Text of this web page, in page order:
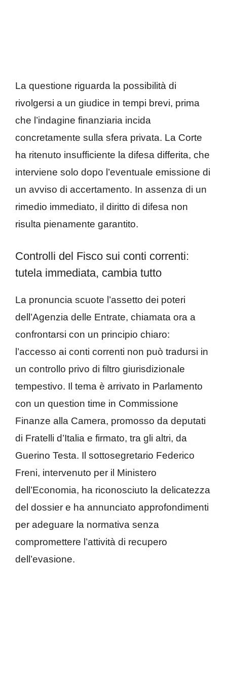
La questione riguarda la possibilità di
rivolgersi a un giudice in tempi brevi, prima
che l’indagine finanziaria incida
concretamente sulla sfera privata. La Corte
ha ritenuto insufficiente la difesa differita, che
interviene solo dopo l’eventuale emissione di
un avviso di accertamento. In assenza di un
rimedio immediato, il diritto di difesa non
risulta pienamente garantito.
Controlli del Fisco sui conti correnti:
tutela immediata, cambia tutto
La pronuncia scuote l’assetto dei poteri
dell’Agenzia delle Entrate, chiamata ora a
confrontarsi con un principio chiaro:
l’accesso ai conti correnti non può tradursi in
un controllo privo di filtro giurisdizionale
tempestivo. Il tema è arrivato in Parlamento
con un question time in Commissione
Finanze alla Camera, promosso da deputati
di Fratelli d’Italia e firmato, tra gli altri, da
Guerino Testa. Il sottosegretario Federico
Freni, intervenuto per il Ministero
dell’Economia, ha riconosciuto la delicatezza
del dossier e ha annunciato approfondimenti
per adeguare la normativa senza
compromettere l’attività di recupero
dell’evasione.